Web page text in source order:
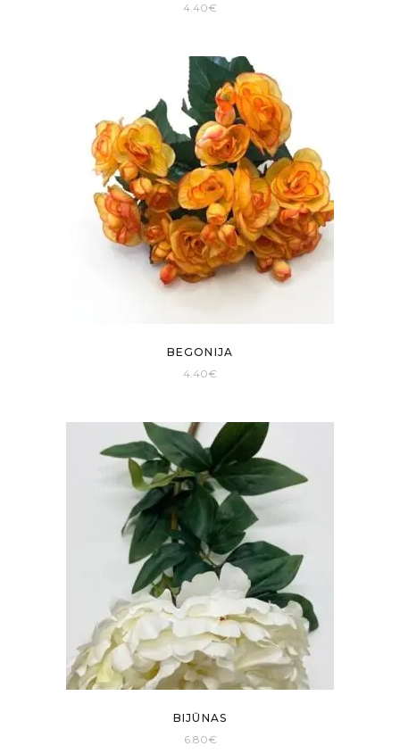
4.40€
BEGONIJA
4.40€
BIJŪNAS
6.80€